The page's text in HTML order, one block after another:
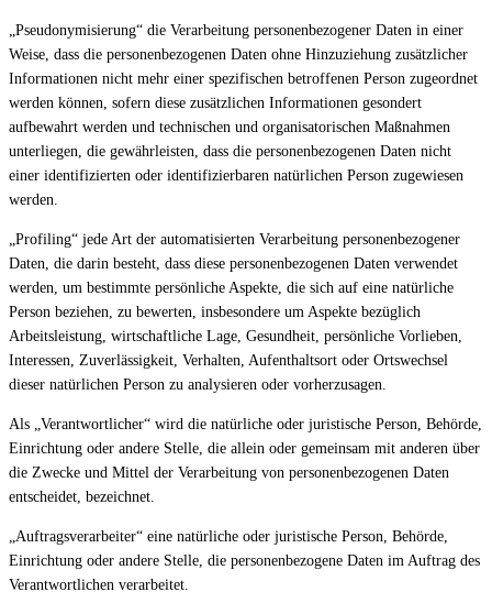
„Pseudonymisierung“ die Verarbeitung personenbezogener Daten in einer
Weise, dass die personenbezogenen Daten ohne Hinzuziehung zusätzlicher
Informationen nicht mehr einer spezifischen betroffenen Person zugeordnet
werden können, sofern diese zusätzlichen Informationen gesondert
aufbewahrt werden und technischen und organisatorischen Maßnahmen
unterliegen, die gewährleisten, dass die personenbezogenen Daten nicht
einer identifizierten oder identifizierbaren natürlichen Person zugewiesen
werden.
„Profiling“ jede Art der automatisierten Verarbeitung personenbezogener
Daten, die darin besteht, dass diese personenbezogenen Daten verwendet
werden, um bestimmte persönliche Aspekte, die sich auf eine natürliche
Person beziehen, zu bewerten, insbesondere um Aspekte bezüglich
Arbeitsleistung, wirtschaftliche Lage, Gesundheit, persönliche Vorlieben,
Interessen, Zuverlässigkeit, Verhalten, Aufenthaltsort oder Ortswechsel
dieser natürlichen Person zu analysieren oder vorherzusagen.
Als „Verantwortlicher“ wird die natürliche oder juristische Person, Behörde,
Einrichtung oder andere Stelle, die allein oder gemeinsam mit anderen über
die Zwecke und Mittel der Verarbeitung von personenbezogenen Daten
entscheidet, bezeichnet.
„Auftragsverarbeiter“ eine natürliche oder juristische Person, Behörde,
Einrichtung oder andere Stelle, die personenbezogene Daten im Auftrag des
Verantwortlichen verarbeitet.